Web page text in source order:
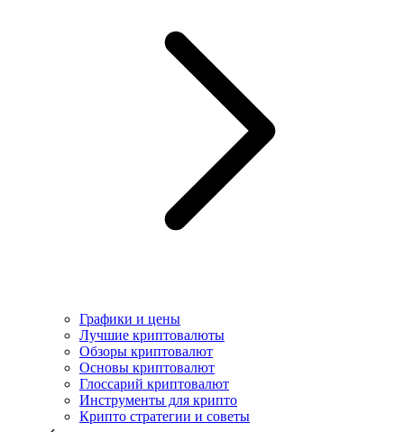
Графики и цены
Лучшие криптовалюты
Обзоры криптовалют
Основы криптовалют
Глоссарий криптовалют
Инструменты для крипто
Крипто стратегии и советы